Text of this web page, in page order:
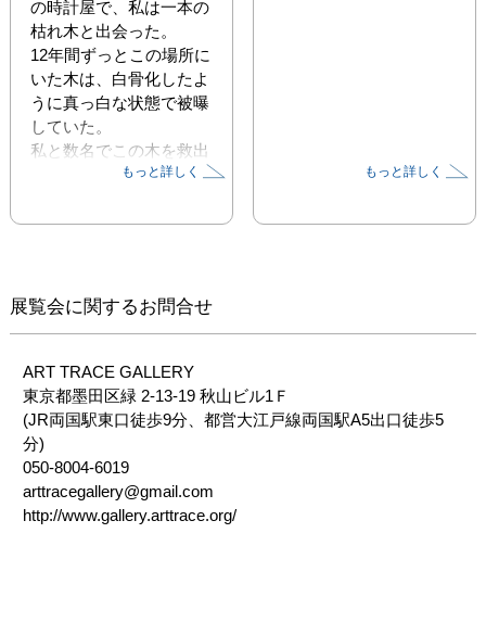
の時計屋で、私は一本の
枯れ木と出会った。
12年間ずっとこの場所に
いた木は、白骨化したよ
うに真っ白な状態で被曝
していた。
私と数名でこの木を救出
保管されているが、放射
い。
私は、この枯れ木につい
た。
Summer 2023.
After the Great East
Japan Earthquake, I
found a dead tree in a
watch shop in a deserted
もっと詳しく もっと詳しく
展覧会に関するお問合せ
ART TRACE GALLERY
東京都墨田区緑 2-13-19 秋山ビル1Ｆ
(JR両国駅東口徒歩9分、都営大江戸線両国駅A5出口徒歩5
分)
050-8004-6019
arttracegallery@gmail.com
http://www.gallery.arttrace.org/